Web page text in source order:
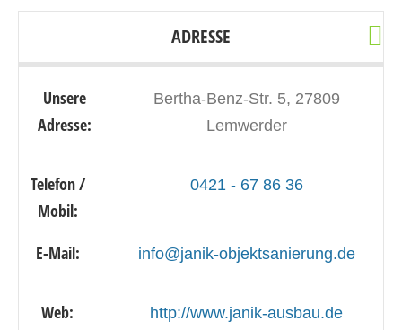
ADRESSE
Unsere
Adresse:
Bertha-Benz-Str. 5, 27809
Lemwerder
Telefon /
Mobil:
0421 - 67 86 36
E-Mail: info@janik-objektsanierung.de
Web: http://www.janik-ausbau.de